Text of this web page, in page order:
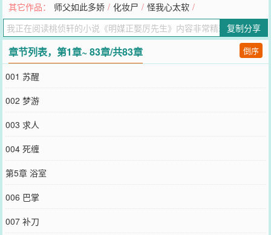
身边醒来。于是她安装了监控，要控诉他的不良行径。结果，监控画
面上，她发现是自己“不良”了他……***脑门被磕女主VS人骚嘴贱男
主，先甜后虐，圆满结局。
您要是觉得《 明媒正娶厉先生》还不错的话请不要忘记向您QQ群和微
博微信里的朋友推荐哦！
其它作品： 师父如此多娇 / 化妆尸 / 怪我心太软 /
复制分享
章节列表，第1章~ 83章/共83章 倒序
001 苏醒
002 梦游
003 求人
004 死缠
第5章 浴室
006 巴掌
007 补刀